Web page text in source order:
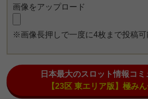
画像をアップロード
※画像長押しで一度に4枚まで投稿可
日本最大のスロット情報コミ
【23区 東エリア版】極み